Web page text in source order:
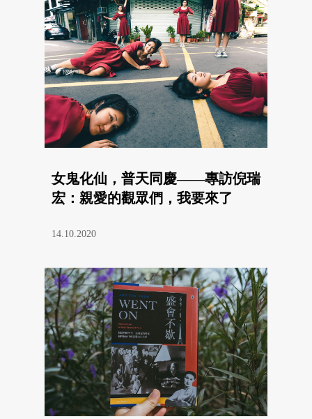
女鬼化仙，普天同慶——專訪倪瑞
宏：親愛的觀眾們，我要來了
14.10.2020